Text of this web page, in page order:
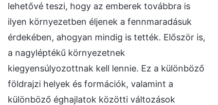
lehetővé teszi, hogy az emberek továbbra is
ilyen környezetben éljenek a fennmaradásuk
érdekében, ahogyan mindig is tették. Először is,
a nagyléptékű környezetnek
kiegyensúlyozottnak kell lennie. Ez a különböző
földrajzi helyek és formációk, valamint a
különböző éghajlatok közötti változások